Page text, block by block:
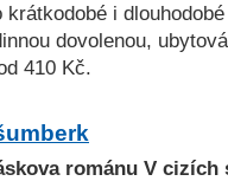
krátkodobé i
dovolenou,
410 Kč.
románu V cizích